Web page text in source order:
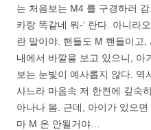
는 처음보는 M4 를 구경하러
카랑 똑같네 뭐-‘ 란다. 아니라
란 말이야. 핸들도 M 핸들이고
내에서 바깥을 보고 있으니, 아
보는 눈빛이 예사롭지 않다. 역
사느라 마음속 저 한켠에 깊숙
아나나 봄. 근데, 아이가 있으
마 M 은 안될거야…